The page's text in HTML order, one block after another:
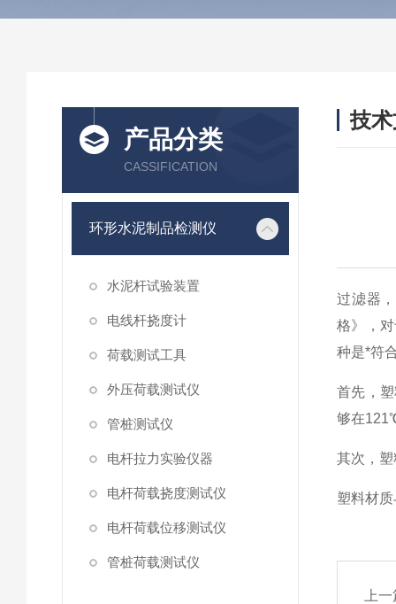
产品分类
CASSIFICATION
环形水泥制品检测仪
水泥杆试验装置
电线杆挠度计
荷载测试工具
外压荷载测试仪
管桩测试仪
电杆拉力实验仪器
电杆荷载挠度测试仪
电杆荷载位移测试仪
管桩荷载测试仪
技
过滤器
格》，
种是*符
首先，
够在
其次，
塑料材
上